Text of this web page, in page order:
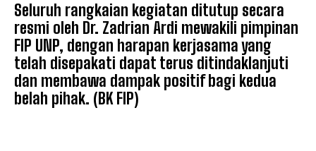
Seluruh rangkaian kegiatan ditutup secara
resmi oleh Dr. Zadrian Ardi mewakili pimpinan
FIP UNP, dengan harapan kerjasama yang
telah disepakati dapat terus ditindaklanjuti
dan membawa dampak positif bagi kedua
belah pihak. (BK FIP)